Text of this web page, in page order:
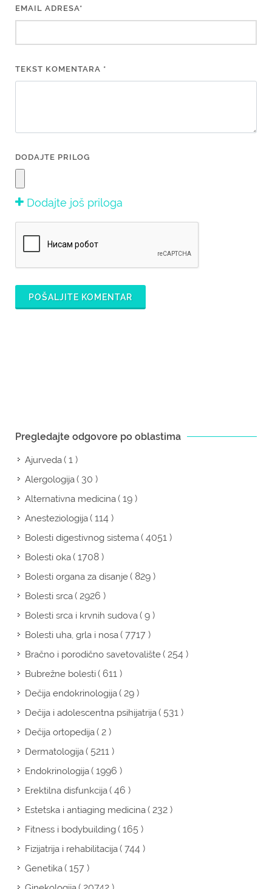
EMAIL ADRESA*
TEKST KOMENTARA *
DODAJTE PRILOG
Dodajte još priloga
POŠALJITE KOMENTAR
Pregledajte odgovore po oblastima
Ajurveda( 1 )
Alergologija( 30 )
Alternativna medicina( 19 )
Anesteziologija( 114 )
Bolesti digestivnog sistema( 4051 )
Bolesti oka( 1708 )
Bolesti organa za disanje( 829 )
Bolesti srca( 2926 )
Bolesti srca i krvnih sudova( 9 )
Bolesti uha, grla i nosa( 7717 )
Bračno i porodično savetovalište( 254 )
Bubrežne bolesti( 611 )
Dečija endokrinologija( 29 )
Dečija i adolescentna psihijatrija( 531 )
Dečija ortopedija( 2 )
Dermatologija( 5211 )
Endokrinologija( 1996 )
Erektilna disfunkcija( 46 )
Estetska i antiaging medicina( 232 )
Fitness i bodybuilding( 165 )
Fizijatrija i rehabilitacija( 744 )
Genetika( 157 )